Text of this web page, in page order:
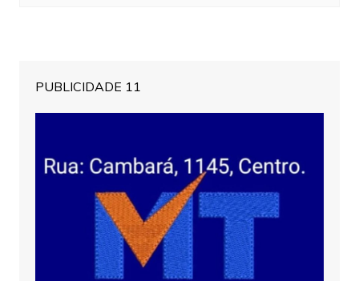
PUBLICIDADE 11